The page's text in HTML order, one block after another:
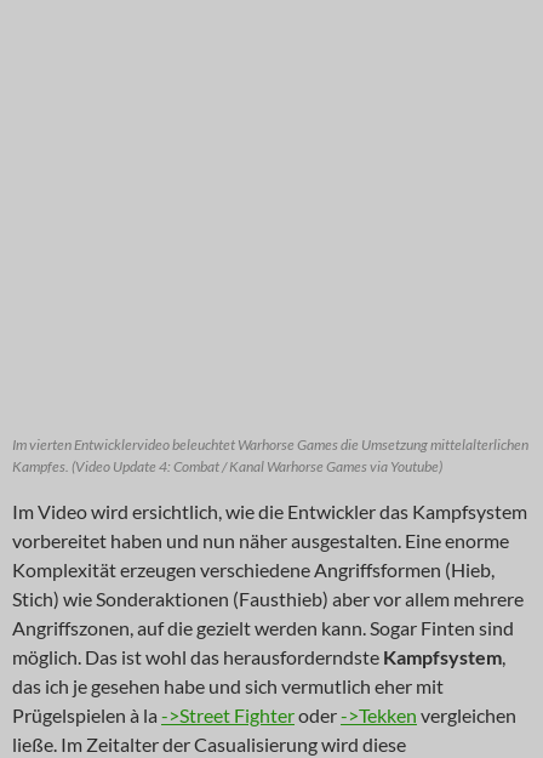
Im vierten Entwicklervideo beleuchtet Warhorse Games die Umsetzung mittelalterlichen
Kampfes. (Video Update 4: Combat / Kanal Warhorse Games via Youtube)
Im Video wird ersichtlich, wie die Entwickler das Kampfsystem
vorbereitet haben und nun näher ausgestalten. Eine enorme
Komplexität erzeugen verschiedene Angriffsformen (Hieb,
Stich) wie Sonderaktionen (Fausthieb) aber vor allem mehrere
Angriffszonen, auf die gezielt werden kann. Sogar Finten sind
möglich. Das ist wohl das herausforderndste Kampfsystem,
das ich je gesehen habe und sich vermutlich eher mit
Prügelspielen à la ->Street Fighteroder->Tekken vergleichen
ließe. Im Zeitalter der Casualisierung wird diese